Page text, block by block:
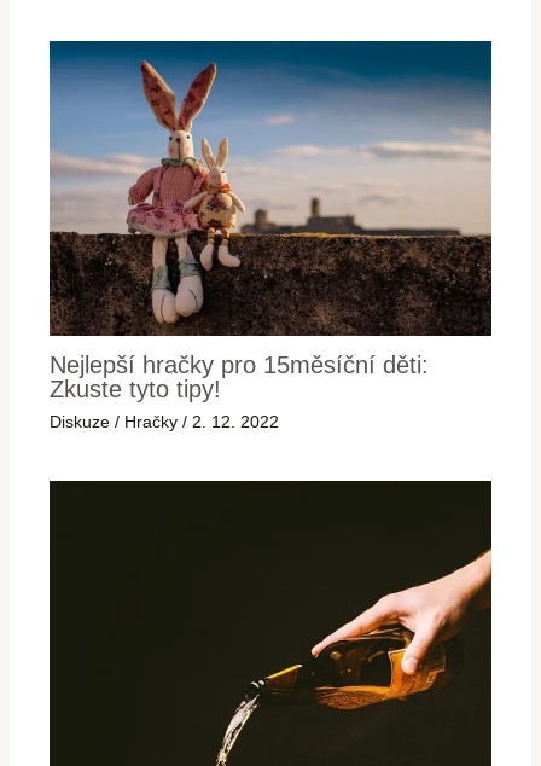
Nejlepší hračky pro 15měsíční děti:
Zkuste tyto tipy!
Diskuze / Hračky / 2. 12. 2022